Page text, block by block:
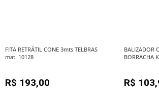
FITA RETRÁTIL CONE 3mts TELBRAS
mat. 10128
R$ 193,00
BALIZADOR
BORRACHA
R$